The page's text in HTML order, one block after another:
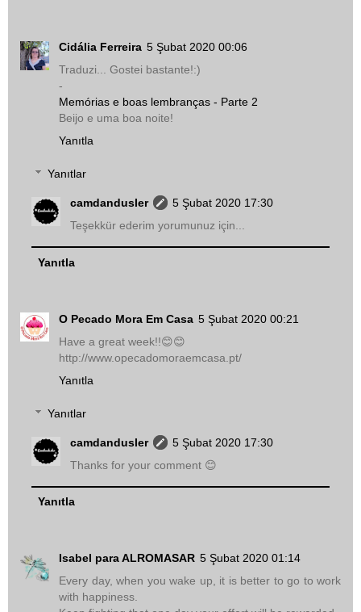
Cidália Ferreira 5 Şubat 2020 00:06
Traduzi... Gostei bastante!:)
-
Memórias e boas lembranças - Parte 2
Beijo e uma boa noite!
Yanıtla
Yanıtlar
camdandusler
5 Şubat 2020 17:30
Teşekkür ederim yorumunuz için...
Yanıtla
O Pecado Mora Em Casa 5 Şubat 2020 00:21
Have a great week!!😊😊
http://www.opecadomoraemcasa.pt/
Yanıtla
Yanıtlar
camdandusler
5 Şubat 2020 17:30
Thanks for your comment 😊
Yanıtla
Isabel para ALROMASAR 5 Şubat 2020 01:14
Every day, when you wake up, it is better to go to work
with happiness.